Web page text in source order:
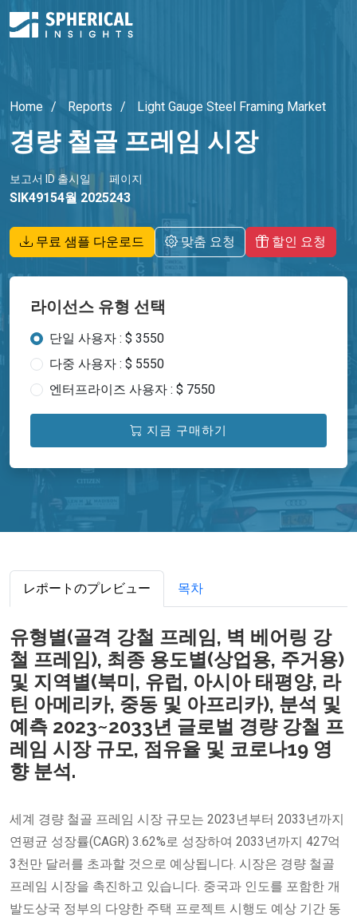
Home Reports Light Gauge Steel Framing Market
경량 철골 프레임 시장
보고서 ID
SIK4915
출시일
4월 2025
페이지
243
무료 샘플 다운로드 맞춤 요청 할인 요청
라이선스 유형 선택
단일 사용자 : $ 3550
다중 사용자 : $ 5550
엔터프라이즈 사용자 : $ 7550
지금 구매하기
レポートのプレビュー 목차
유형별(골격 강철 프레임, 벽 베어링 강
철 프레임), 최종 용도별(상업용, 주거용)
및 지역별(북미, 유럽, 아시아 태평양, 라
틴 아메리카, 중동 및 아프리카), 분석 및
예측 2023~2033년 글로벌 경량 강철 프
레임 시장 규모, 점유율 및 코로나19 영
향 분석.
세계 경량 철골 프레임 시장 규모는 2023년부터 2033년까지
연평균 성장률(CAGR) 3.62%로 성장하여 2033년까지 427억
3천만 달러를 초과할 것으로 예상됩니다. 시장은 경량 철골
프레임 시장을 촉진하고 있습니다. 중국과 인도를 포함한 개
발도상국 정부의 다양한 주택 프로젝트 시행도 예상 기간 동